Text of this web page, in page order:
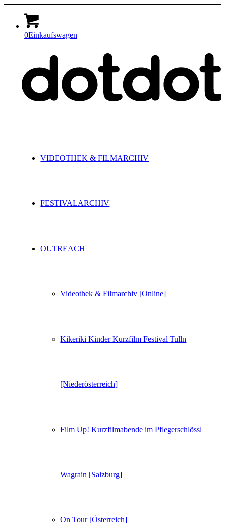
0Einkaufswagen
VIDEOTHEK & FILMARCHIV
FESTIVALARCHIV
OUTREACH
Videothek & Filmarchiv [Online]
Kikeriki Kinder Kurzfilm Festival Tulln
[Niederösterreich]
Film Up! Kurzfilmabende im Pflegerschlössl
Wagrain [Salzburg]
On Tour [Österreich]